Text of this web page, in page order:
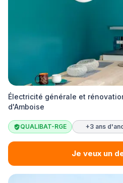
Électricité générale et
d'Amboise
QUALIBAT-RGE +3 ans
Je veux un